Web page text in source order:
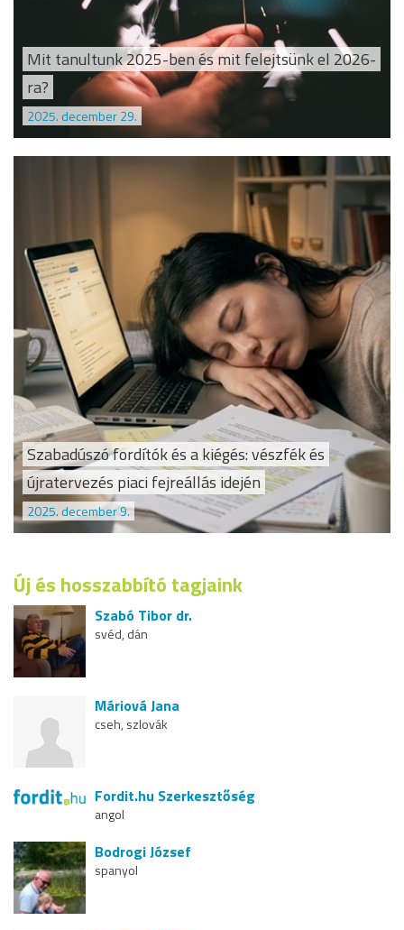
Mit tanultunk 2025-ben és mit felejtsünk el 2026-
ra?
2025. december 29.
Szabadúszó fordítók és a kiégés: vészfék és
újratervezés piaci fejreállás idején
2025. december 9.
Új és hosszabbító tagjaink
Szabó Tibor dr.
svéd, dán
Máriová Jana
cseh, szlovák
Fordit.hu Szerkesztőség
angol
Bodrogi József
spanyol